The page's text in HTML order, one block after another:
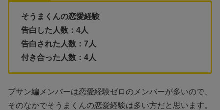
そうまくんの恋愛経験
告白した人数：4人
告白された人数：7人
付き合った人数：4人
プサン編メンバーは恋愛経験ゼロのメンバーが多いので、
そのなかでそうまくんの恋愛経験は多い方だと思います。